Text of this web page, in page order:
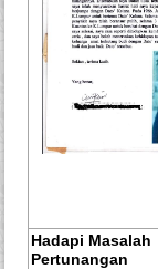
Hadapi Masalah
Pertunangan